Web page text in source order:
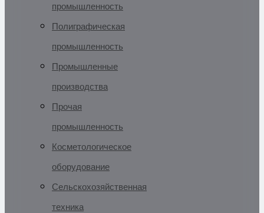
промышленность
Полиграфическая
промышленность
Промышленные
производства
Прочая
промышленность
Косметологическое
оборудование
Сельскохозяйственная
техника